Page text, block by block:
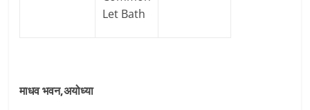
Let Bath
माधव भवन,अयोध्या